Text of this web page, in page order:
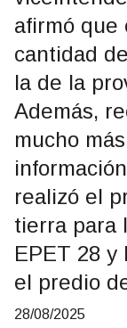
afirmó que
cantidad
la de la
Además,
mucho
realizó el
tierra para
EPET 28 y
el predio
28/08/2025